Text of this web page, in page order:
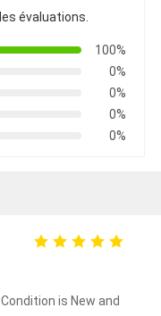
évaluations.
100%
0%
0%
0%
0%
is New and